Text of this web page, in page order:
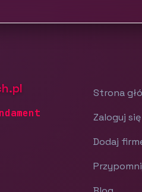
Strona
Zaloguj się
Dodaj